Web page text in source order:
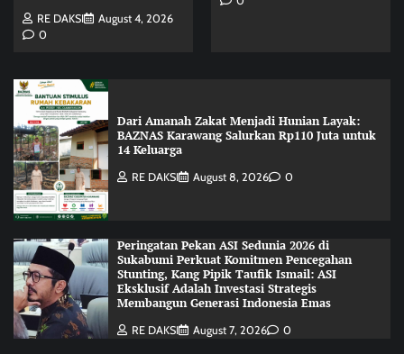
RE DAKSI
August 4, 2026
0
Dari Amanah Zakat Menjadi Hunian Layak:
BAZNAS Karawang Salurkan Rp110 Juta untuk
14 Keluarga
RE DAKSI August 8, 2026 0
Peringatan Pekan ASI Sedunia 2026 di
Sukabumi Perkuat Komitmen Pencegahan
Stunting, Kang Pipik Taufik Ismail: ASI
Eksklusif Adalah Investasi Strategis
Membangun Generasi Indonesia Emas
RE DAKSI August 7, 2026 0